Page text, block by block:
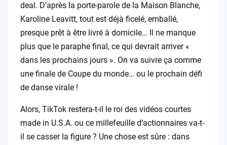
deal. D’après la porte-parole de la Maison Blanche,
Karoline Leavitt, tout est déjà ficelé, emballé,
presque prêt à être livré à domicile… Il ne manque
plus que le paraphe final, ce qui devrait arriver «
dans les prochains jours ». On va suivre ça comme
une finale de Coupe du monde… ou le prochain défi
de danse virale !
Alors, TikTok restera-t-il le roi des vidéos courtes
made in U.S.A. ou ce millefeuille d’actionnaires va-t-
il se casser la figure ? Une chose est sûre : dans